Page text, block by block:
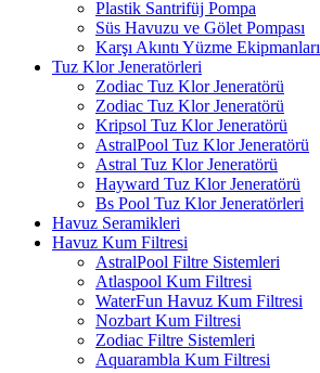
Plastik Santrifüj Pompa
Süs Havuzu ve Gölet Pompası
Karşı Akıntı Yüzme Ekipmanları
Tuz Klor Jeneratörleri
Zodiac Tuz Klor Jeneratörü
Zodiac Tuz Klor Jeneratörü
Kripsol Tuz Klor Jeneratörü
AstralPool Tuz Klor Jeneratörü
Astral Tuz Klor Jeneratörü
Hayward Tuz Klor Jeneratörü
Bs Pool Tuz Klor Jeneratörleri
Havuz Seramikleri
Havuz Kum Filtresi
AstralPool Filtre Sistemleri
Atlaspool Kum Filtresi
WaterFun Havuz Kum Filtresi
Nozbart Kum Filtresi
Zodiac Filtre Sistemleri
Aquarambla Kum Filtresi